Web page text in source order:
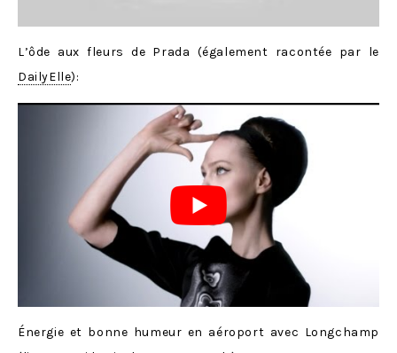
L’ôde aux fleurs de Prada (également racontée par le
DailyElle):
Énergie et bonne humeur en aéroport avec Longchamp